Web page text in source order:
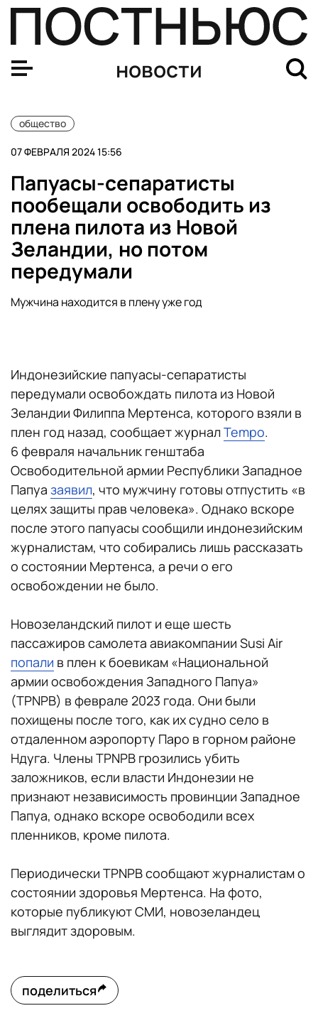
новости
общество
07 ФЕВРАЛЯ 2024 15:56
Папуасы-сепаратисты
пообещали освободить из
плена пилота из Новой
Зеландии, но потом
передумали
Мужчина находится в плену уже год
Индонезийские папуасы-сепаратисты
передумали освобождать пилота из Новой
Зеландии Филиппа Мертенса, которого взяли в
плен год назад, сообщает журналTempo.
6 февраля начальник генштаба
Освободительной армии Республики Западное
Папуа заявил, что мужчину готовы отпустить «в
целях защиты прав человека». Однако вскоре
после этого папуасы сообщили индонезийским
журналистам, что собирались лишь рассказать
о состоянии Мертенса, а речи о его
освобождении не было.
Новозеландский пилот и еще шесть
пассажиров самолета авиакомпании Susi Air
попали в плен к боевикам «Национальной
армии освобождения Западного Папуа»
(TPNPB) в феврале 2023 года. Они были
похищены после того, как их судно село в
отдаленном аэропорту Паро в горном районе
Ндуга. Члены TPNPB грозились убить
заложников, если власти Индонезии не
признают независимость провинции Западное
Папуа, однако вскоре освободили всех
пленников, кроме пилота.
Периодически TPNPB сообщают журналистам о
состоянии здоровья Мертенса. На фото,
которые публикуют СМИ, новозеландец
выглядит здоровым.
поделиться
Папуасы-сепаратисты пообещали освободить взятого